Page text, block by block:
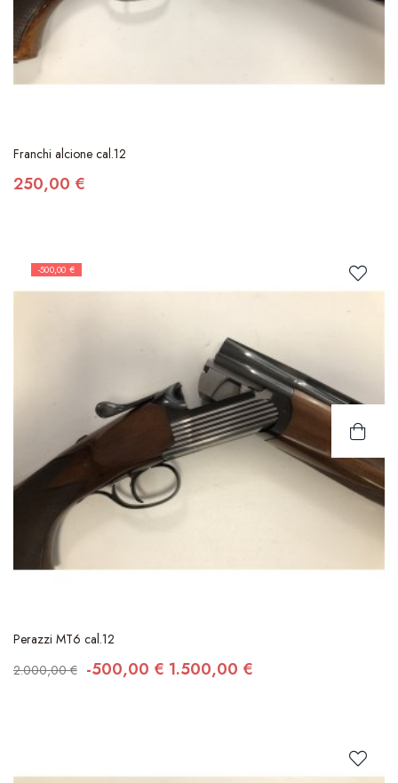
Franchi alcione cal.12
250,00 €
-500,00 €
Perazzi MT6 cal.12
2.000,00 € -500,00 € 1.500,00 €